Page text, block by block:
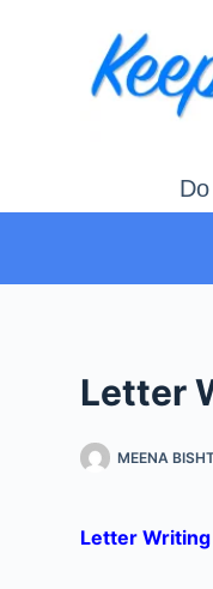
Letter
MEENA
Letter Writing